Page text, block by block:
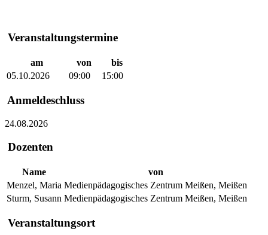
Veranstaltungstermine
am von
bis
05.10.2026
09:00 15:00
Anmeldeschluss
24.08.2026
Dozenten
Name
von
Menzel, Maria Medienpädagogisches Zentrum Meißen, Meißen
Sturm, Susann Medienpädagogisches Zentrum Meißen, Meißen
Veranstaltungsort